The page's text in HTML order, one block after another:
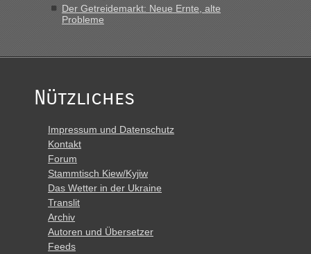
Der Getreidemarkt: Neue Ernte, alte
Probleme
Nützliches
Impressum und Datenschutz
Kontakt
Forum
Stammtisch Kiew/Kyjiw
Das Wetter in der Ukraine
Translit
Archiv
Autoren und Übersetzer
Feeds